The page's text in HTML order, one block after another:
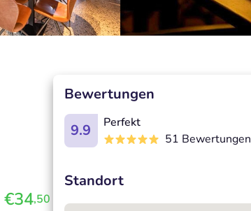
€34,50
Bewertungen
9.9
Perfekt
51 Bewertungen
Standort